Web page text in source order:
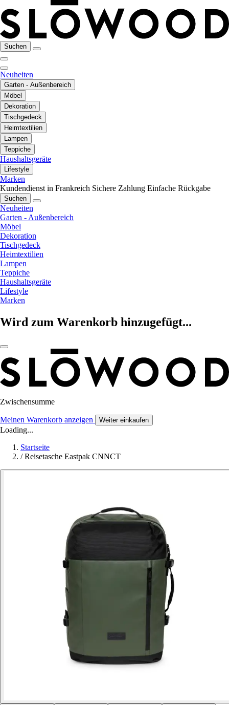
Suchen
Neuheiten
Garten - Außenbereich
Möbel
Dekoration
Tischgedeck
Heimtextilien
Lampen
Teppiche
Haushaltsgeräte
Lifestyle
Marken
Kundendienst in Frankreich Sichere Zahlung Einfache Rückgabe
Suchen
Neuheiten
Garten - Außenbereich
Möbel
Dekoration
Tischgedeck
Heimtextilien
Lampen
Teppiche
Haushaltsgeräte
Lifestyle
Marken
Wird zum Warenkorb hinzugefügt...
Zwischensumme
Meinen Warenkorb anzeigen Weiter einkaufen
Loading...
Startseite
/ Reisetasche Eastpak CNNCT